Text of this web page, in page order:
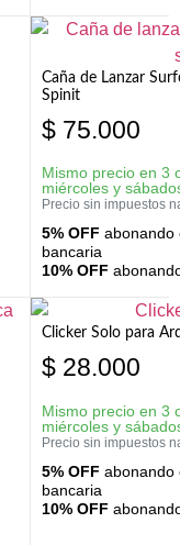
Caña de Lanzar
Spinit
$ 75.000
Mismo precio en 3
miércoles y
Precio sin impuestos
5% OFF abonando
bancaria
10% OFF
Clicker Solo para
$ 28.000
Mismo precio en 3
miércoles y
Precio sin impuestos
5% OFF abonando
bancaria
10% OFF